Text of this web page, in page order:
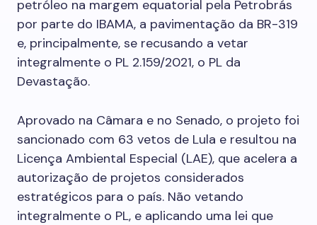
petróleo na margem equatorial pela Petrobrás
por parte do IBAMA, a pavimentação da BR-319
e, principalmente, se recusando a vetar
integralmente o PL 2.159/2021, o PL da
Devastação.
Aprovado na Câmara e no Senado, o projeto foi
sancionado com 63 vetos de Lula e resultou na
Licença Ambiental Especial (LAE), que acelera a
autorização de projetos considerados
estratégicos para o país. Não vetando
integralmente o PL, e aplicando uma lei que